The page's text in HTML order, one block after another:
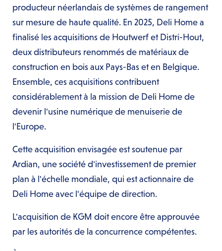
producteur néerlandais de systèmes de rangement
sur mesure de haute qualité. En 2025, Deli Home a
finalisé les acquisitions de Houtwerf et Distri-Hout,
deux distributeurs renommés de matériaux de
construction en bois aux Pays-Bas et en Belgique.
Ensemble, ces acquisitions contribuent
considérablement à la mission de Deli Home de
devenir l'usine numérique de menuiserie de
l'Europe.
Cette acquisition envisagée est soutenue par
Ardian, une société d'investissement de premier
plan à l'échelle mondiale, qui est actionnaire de
Deli Home avec l'équipe de direction.
L'acquisition de KGM doit encore être approuvée
par les autorités de la concurrence compétentes.